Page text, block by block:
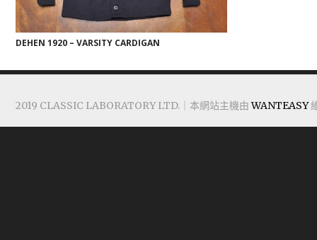
DEHEN 1920 – VARSITY CARDIGAN
2019 CLASSIC LABORATORY LTD.｜本網站主機由WANTEASY